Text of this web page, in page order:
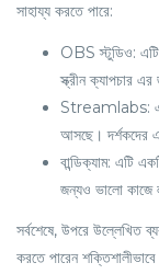
সাহায্য করতে পারে:
OBS স্টুডিও: এটি
স্ক্রীন ক্যাপচার
Streamlabs:
আসছে। দর্শকদের
বান্ডিক্যাম: এটি
জন্যও ভালো কাজে
সর্বশেষে, উপরে উল্লেখিত
করতে পারেন